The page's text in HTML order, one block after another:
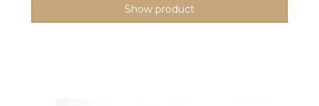
Show product